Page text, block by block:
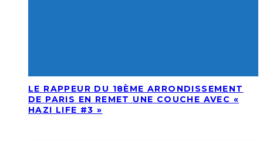
LE RAPPEUR DU 18ÈME ARRONDISSEMENT
DE PARIS EN REMET UNE COUCHE AVEC «
HAZI LIFE #3 »